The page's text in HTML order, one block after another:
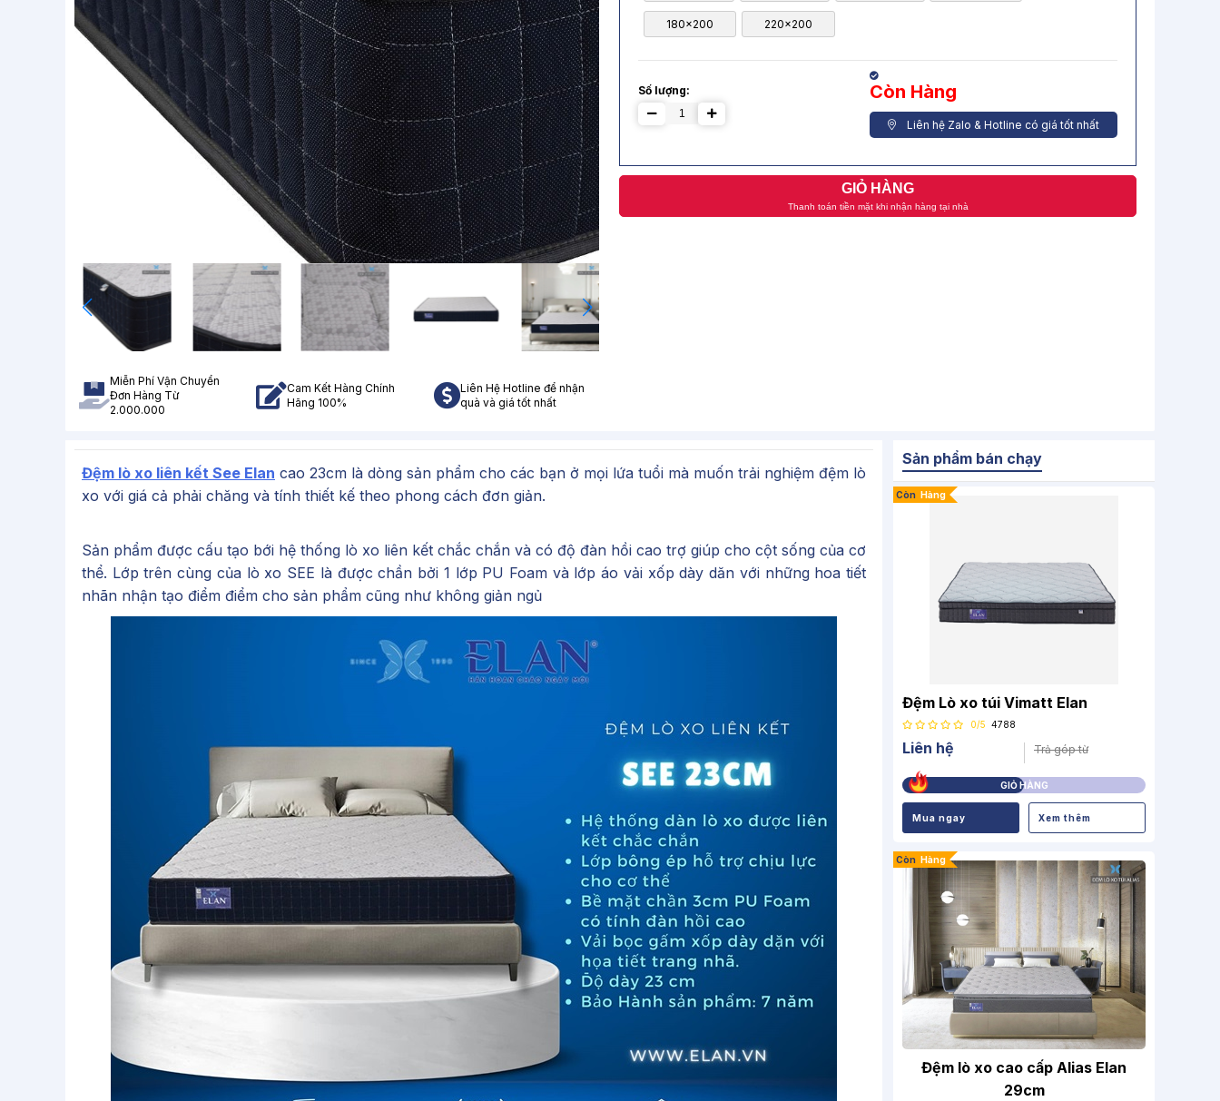
Miễn Phí Vận Chuyển
Đơn Hàng Từ
2.000.000
Cam Kết Hàng Chính
Hãng 100%
Liên Hệ Hotline để nhận
quà và giá tốt nhất
180x200 220x200
Số lượng: Còn Hàng
Liên hệ Zalo & Hotline có giá tốt nhất
GIỎ HÀNG
Thanh toán tiền mặt khi nhận hàng tại nhà
Đệm lò xo liên kết See Elan cao 23cm là dòng sản phẩm cho các bạn ở mọi lứa tuổi mà muốn trải nghiệm đệm lò
xo với giá cả phải chăng và tính thiết kế theo phong cách đơn giản.
Sản phẩm được cấu tạo bới hệ thống lò xo liên kết chắc chắn và có độ đàn hồi cao trợ giúp cho cột sống của cơ
thể. Lớp trên cùng của lò xo SEE là được chần bởi 1 lớp PU Foam và lớp áo vải xốp dày dăn với những hoa tiết
nhãn nhận tạo điểm điểm cho sản phẩm cũng như không giản ngủ
Sản phẩm bán chạy
Còn Hàng
Đệm Lò xo túi Vimatt Elan
0/5 4788
Liên hệ Trả góp từ
GIỎ HÀNG
Mua ngay Xem thêm
Còn Hàng
Đệm lò xo cao cấp Alias Elan
29cm